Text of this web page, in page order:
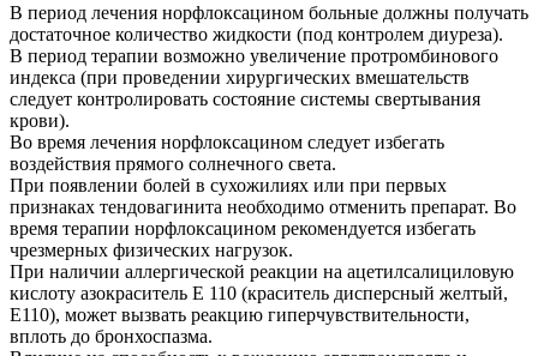
В период лечения норфлоксацином больные должны получать
достаточное количество жидкости (под контролем диуреза).
В период терапии возможно увеличение протромбинового
индекса (при проведении хирургических вмешательств
следует контролировать состояние системы свертывания
крови).
Во время лечения норфлоксацином следует избегать
воздействия прямого солнечного света.
При появлении болей в сухожилиях или при первых
признаках тендовагинита необходимо отменить препарат. Во
время терапии норфлоксацином рекомендуется избегать
чрезмерных физических нагрузок.
При наличии аллергической реакции на ацетилсалициловую
кислоту азокраситель Е 110 (краситель дисперсный желтый,
Е110), может вызвать реакцию гиперчувствительности,
вплоть до бронхоспазма.